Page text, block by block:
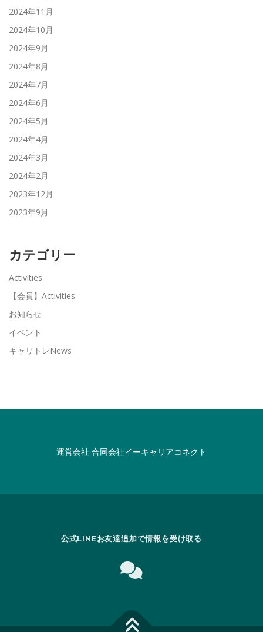
2024年11月
2024年10月
2024年9月
2024年8月
2024年7月
2024年6月
2024年5月
2024年4月
2024年3月
2024年2月
2023年12月
2023年9月
カテゴリー
Activities
【会員】Activities
お知らせ
イベント
キャリトレNews
運営会社 合同会社イーキャリアコネクト
公式LINEお友達追加で情報を受け取る